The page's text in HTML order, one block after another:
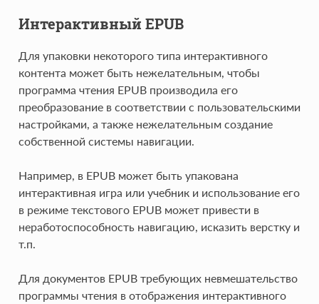
Интерактивный EPUB
Для упаковки некоторого типа интерактивного
контента может быть нежелательным, чтобы
программа чтения EPUB производила его
преобразование в соответствии с пользовательскими
настройками, а также нежелательным создание
собственной системы навигации.
Например, в EPUB может быть упакована
интерактивная игра или учебник и использование его
в режиме текстового EPUB может привести в
неработоспособность навигацию, исказить верстку и
т.п.
Для документов EPUB требующих невмешательство
программы чтения в отображения интерактивного